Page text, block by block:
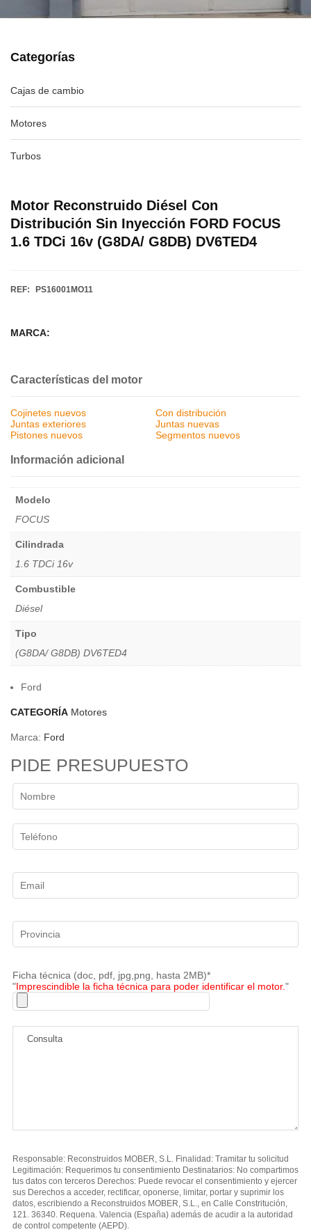
Categorías
Cajas de cambio
Motores
Turbos
Motor Reconstruido Diésel Con
Distribución Sin Inyección FORD FOCUS
1.6 TDCi 16v (G8DA/ G8DB) DV6TED4
REF: PS16001MO11
MARCA:
Características del motor
Cojinetes nuevos
Con distribución
Juntas exteriores
Juntas nuevas
Pistones nuevos
Segmentos nuevos
Información adicional
Modelo
FOCUS
Cilindrada
1.6 TDCi 16v
Combustible
Diésel
Tipo
(G8DA/ G8DB) DV6TED4
Ford
CATEGORÍA Motores
Marca: Ford
PIDE PRESUPUESTO
Ficha técnica (doc, pdf, jpg,png, hasta 2MB)*
"Imprescindible la ficha técnica para poder identificar el motor."
Responsable: Reconstruidos MOBER, S.L. Finalidad: Tramitar tu solicitud
Legitimación: Requerimos tu consentimiento Destinatarios: No compartimos
tus datos con terceros Derechos: Puede revocar el consentimiento y ejercer
sus Derechos a acceder, rectificar, oponerse, limitar, portar y suprimir los
datos, escribiendo a Reconstruidos MOBER, S.L., en Calle Constritución,
121. 36340. Requena. Valencia (España) además de acudir a la autoridad
de control competente (AEPD).